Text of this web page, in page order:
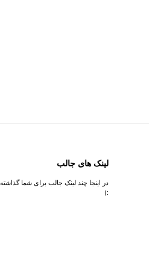
لینک های جالب
در اینجا چند لینک جالب برای شما
:)